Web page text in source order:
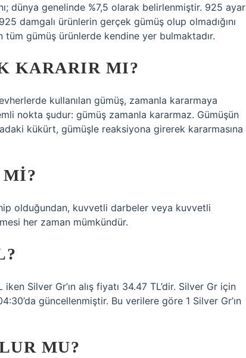
dünya genelinde %7,5 olarak belirlenmiştir. 925 ayar
damgalı ürünlerin gerçek gümüş olup olmadığını
gümüş ürünlerde kendine yer bulmaktadır.
KARARIR MI?
kullanılan gümüş, zamanla kararmaya
nokta şudur: gümüş zamanla kararmaz. Gümüşün
kükürt, gümüşle reaksiyona girerek kararmasına
olduğundan, kuvvetli darbeler veya kuvvetli
her zaman mümkündür.
Silver Gr’ın alış fiyatı 34.47 TL’dir. Silver Gr için
güncellenmiştir. Bu verilere göre 1 Silver Gr’ın
MU?